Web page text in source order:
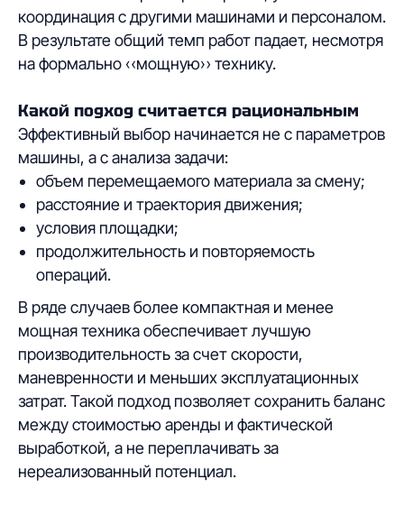
координация с другими машинами и персоналом.
В результате общий темп работ падает, несмотря
на формально «мощную» технику.
Какой подход считается рациональным
Эффективный выбор начинается не с параметров
машины, а с анализа задачи:
объем перемещаемого материала за смену;
расстояние и траектория движения;
условия площадки;
продолжительность и повторяемость
операций.
В ряде случаев более компактная и менее
мощная техника обеспечивает лучшую
производительность за счет скорости,
маневренности и меньших эксплуатационных
затрат. Такой подход позволяет сохранить баланс
между стоимостью аренды и фактической
выработкой, а не переплачивать за
нереализованный потенциал.